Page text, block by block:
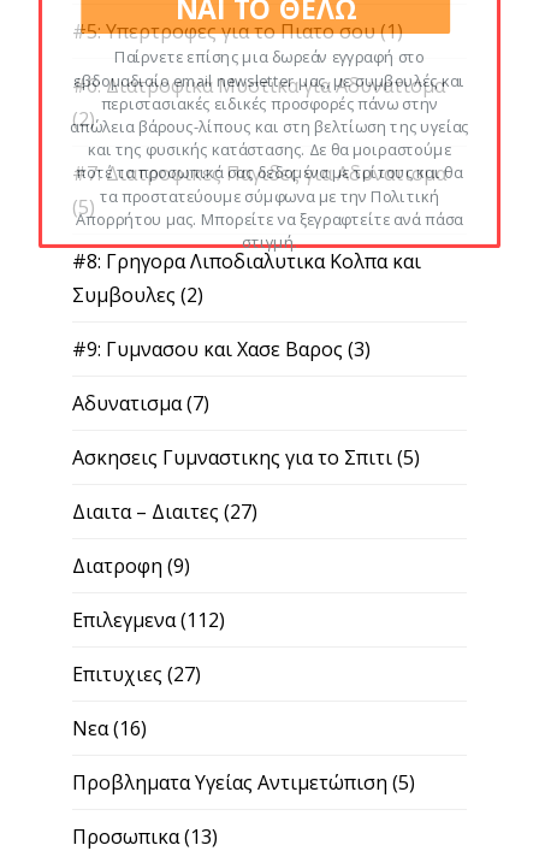
#5: Υπερτροφες για το Πιατο σου(1)
#6: Διατροφικα Μυστικα για Αδυνατισμα
(2)
#7: Διατροφικες Παγιδες για Αδυνατισμα
(5)
#8: Γρηγορα Λιποδιαλυτικα Κολπα και
Συμβουλες (2)
#9: Γυμνασου και Χασε Βαρος (3)
Αδυνατισμα(7)
Ασκησεις Γυμναστικης για το Σπιτι(5)
Διαιτα – Διαιτες (27)
Διατροφη (9)
Επιλεγμενα(112)
Επιτυχιες (27)
Νεα(16)
Προβληματα Υγείας Αντιμετώπιση (5)
Προσωπικα(13)
ΝΑΙ ΤΟ ΘΕΛΩ
Παίρνετε επίσης μια δωρεάν εγγραφή στο
εβδομαδιαίο email newsletter μας, με συμβουλές και
περιστασιακές ειδικές προσφορές πάνω στην
απώλεια βάρους-λίπους και στη βελτίωση της υγείας
και της φυσικής κατάστασης. Δε θα μοιραστούμε
ποτέ τα προσωπικά σας δεδομένα με τρίτους και θα
τα προστατεύουμε σύμφωνα με την Πολιτική
Απορρήτου μας. Μπορείτε να ξεγραφτείτε ανά πάσα
στιγμή.